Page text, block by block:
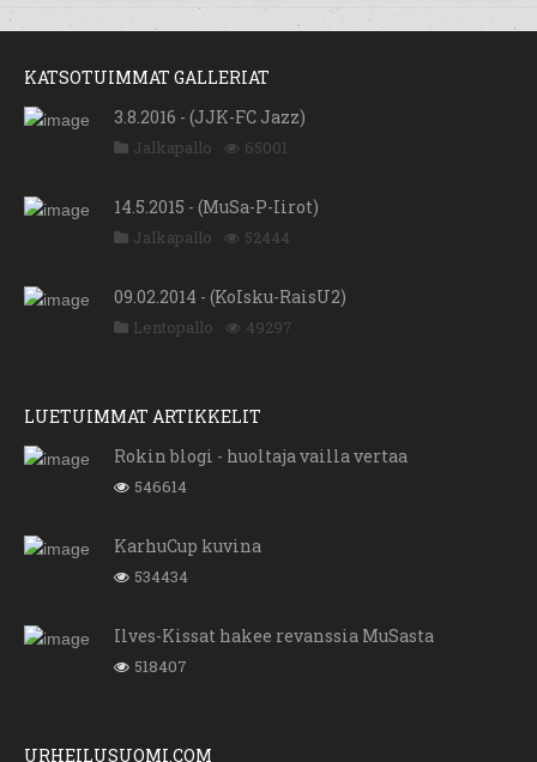
KATSOTUIMMAT GALLERIAT
3.8.2016 - (JJK-FC Jazz)
Jalkapallo 65001
14.5.2015 - (MuSa-P-Iirot)
Jalkapallo 52444
09.02.2014 - (KoIsku-RaisU2)
Lentopallo 49297
LUETUIMMAT ARTIKKELIT
Rokin blogi - huoltaja vailla vertaa
546614
KarhuCup kuvina
534434
Ilves-Kissat hakee revanssia MuSasta
518407
URHEILUSUOMI.COM